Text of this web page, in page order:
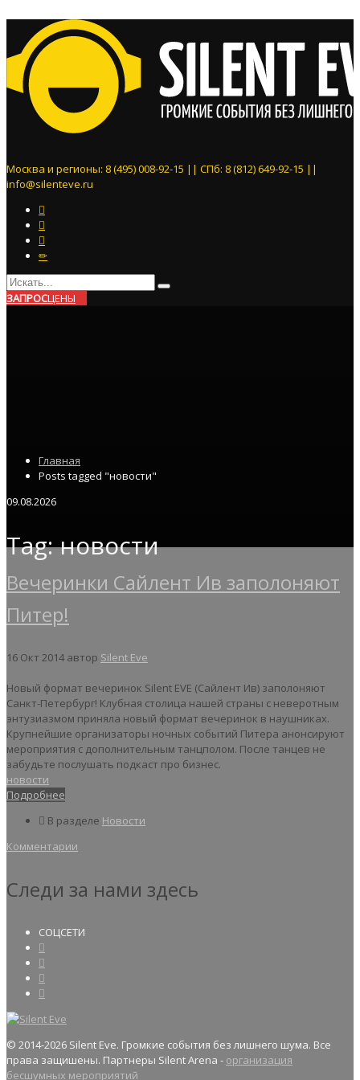
Москва и регионы: 8 (495) 008-92-15 || СПб: 8 (812) 649-92-15 ||
info@silenteve.ru
ЗАПРОСЦЕНЫ
Главная
Posts tagged "новости"
09.08.2026
Tag: новости
Вечеринки Сайлент Ив заполоняют
Питер!
16 Окт 2014 автор Silent Eve
Новый формат вечеринок Silent EVE (Сайлент Ив) заполоняют
Санкт-Петербург! Клубная столица нашей страны с неверотным
энтузиазмом приняла новый формат вечеринок в наушниках.
Крупнейшие организаторы ночных событий Питера анонсируют
мероприятия с дополнительным танцполом. После танцев не
забудьте послушать подкаст про бизнес.
новости
Подробнее
В разделе Новости
Комментарии
Следи за нами здесь
СОЦСЕТИ
© 2014-2026 Silent Eve. Громкие события без лишнего шума. Все
права защишены. Партнеры Silent Arena - организация
бесшумных мероприятий